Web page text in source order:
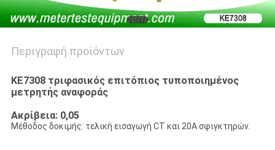
Περιγραφή προϊόντων
KE7308 τριφασικός επιτόπιος τυποποιημένος
μετρητής αναφοράς
Ακρίβεια: 0,05
Μέθοδος δοκιμής: τελική εισαγωγή CT και 20A σφιγκτηρών.